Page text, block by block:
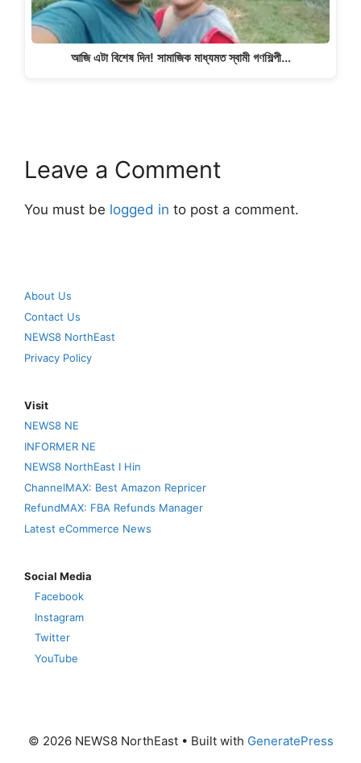
আজি এটা বিশেষ দিন! সামাজিক মাধ্যমত স্বামী গণশিল্পী…
Leave a Comment
You must be logged in to post a comment.
About Us
Contact Us
NEWS8 NorthEast
Privacy Policy
Visit
NEWS8 NE
INFORMER NE
NEWS8 NorthEast I Hin
ChannelMAX: Best Amazon Repricer
RefundMAX: FBA Refunds Manager
Latest eCommerce News
Social Media
Facebook
Instagram
Twitter
YouTube
© 2026 NEWS8 NorthEast• Built with GeneratePress